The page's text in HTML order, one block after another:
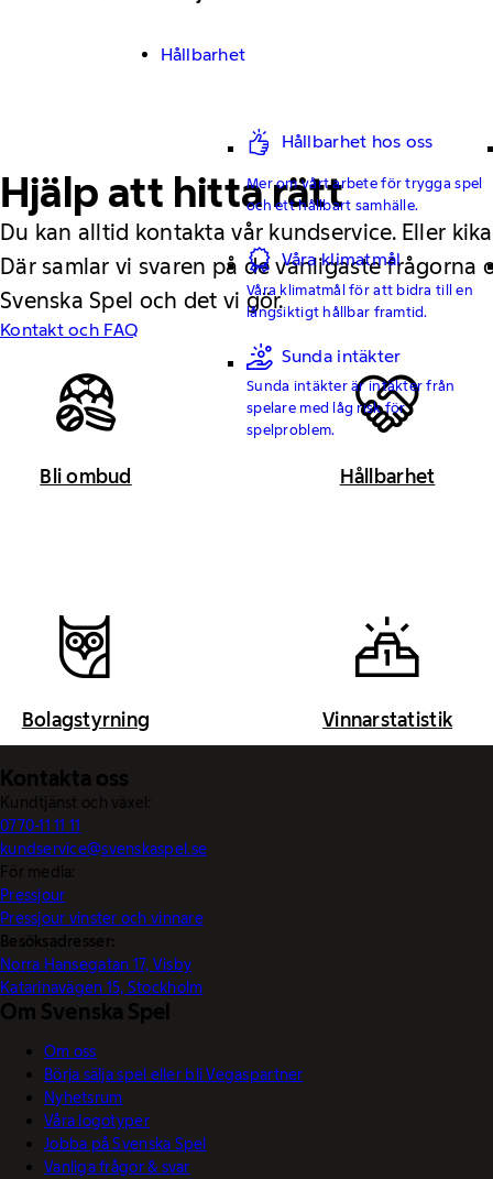
Hållbarhet
Hållbarhet hos oss
Mer om vårt arbete för trygga spel
och ett hållbart samhälle.
Våra klimatmål
Våra klimatmål för att bidra till en
långsiktigt hållbar framtid.
Sunda intäkter
Sunda intäkter är intäkter från
spelare med låg risk för
spelproblem.
Hjälp att hitta rätt
Du kan alltid kontakta vår kundservice. Eller kika
Där samlar vi svaren på de vanligaste frågorna
Svenska Spel och det vi gör.
Kontakt och FAQ
Bli ombud Hållbarhet
Bolagstyrning Vinnarstatistik
Kontakta oss
Kundtjänst och växel:
0770-11 11 11
kundservice@svenskaspel.se
För media:
Pressjour
Pressjour vinster och vinnare
Besöksadresser:
Norra Hansegatan 17, Visby
Katarinavägen 15, Stockholm
Om Svenska Spel
Om oss
Börja sälja spel eller bli Vegaspartner
Nyhetsrum
Våra logotyper
Jobba på Svenska Spel
Vanliga frågor & svar